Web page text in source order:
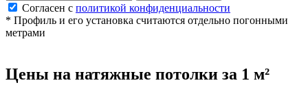
Согласен с политикой конфиденциальности
* Профиль и его установка считаются отдельно погонными
метрами
Цены на натяжные потолки за 1 м²